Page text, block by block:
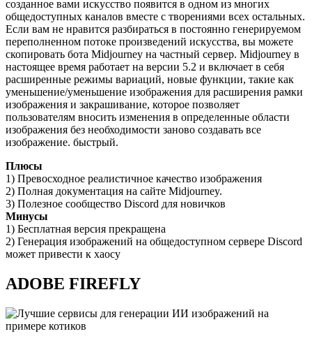
созданное вами искусство появится в одном из многих
общедоступных каналов вместе с творениями всех остальных.
Если вам не нравится разбираться в постоянно генерируемом
переполненном потоке произведений искусства, вы можете
скопировать бота Midjourney на частный сервер. Midjourney в
настоящее время работает на версии 5.2 и включает в себя
расширенные режимы вариаций, новые функции, такие как
уменьшение/уменьшение изображения для расширения рамки
изображения и закрашивание, которое позволяет
пользователям вносить изменения в определенные области
изображения без необходимости заново создавать все
изображение. быстрый.
Плюсы
1) Превосходное реалистичное качество изображения
2) Полная документация на сайте Midjourney.
3) Полезное сообщество Discord для новичков
Минусы
1) Бесплатная версия прекращена
2) Генерация изображений на общедоступном сервере Discord
может привести к хаосу
ADOBE FIREFLY